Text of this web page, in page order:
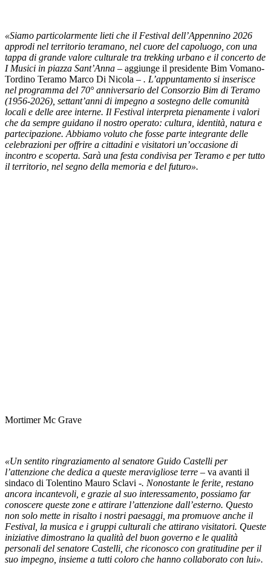
«Siamo particolarmente lieti che il Festival dell’Appennino 2026
approdi nel territorio teramano, nel cuore del capoluogo, con una
tappa di grande valore culturale tra trekking urbano e il concerto de
I Musici in piazza Sant’Anna – aggiunge il presidente Bim Vomano-
Tordino Teramo Marco Di Nicola – . L’appuntamento si inserisce
nel programma del 70° anniversario del Consorzio Bim di Teramo
(1956-2026), settant’anni di impegno a sostegno delle comunità
locali e delle aree interne. Il Festival interpreta pienamente i valori
che da sempre guidano il nostro operato: cultura, identità, natura e
partecipazione. Abbiamo voluto che fosse parte integrante delle
celebrazioni per offrire a cittadini e visitatori un’occasione di
incontro e scoperta. Sarà una festa condivisa per Teramo e per tutto
il territorio, nel segno della memoria e del futuro».
Mortimer Mc Grave
«Un sentito ringraziamento al senatore Guido Castelli per
l’attenzione che dedica a queste meravigliose terre – va avanti il
sindaco di Tolentino Mauro Sclavi -. Nonostante le ferite, restano
ancora incantevoli, e grazie al suo interessamento, possiamo far
conoscere queste zone e attirare l’attenzione dall’esterno. Questo
non solo mette in risalto i nostri paesaggi, ma promuove anche il
Festival, la musica e i gruppi culturali che attirano visitatori. Queste
iniziative dimostrano la qualità del buon governo e le qualità
personali del senatore Castelli, che riconosco con gratitudine per il
suo impegno, insieme a tutti coloro che hanno collaborato con lui».